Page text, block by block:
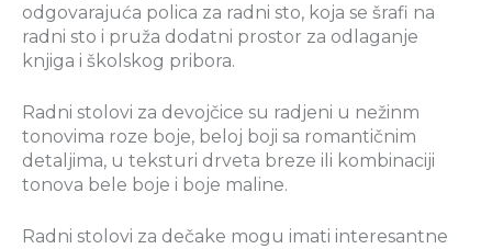
odgovarajuća polica za radni sto, koja se šrafi na
radni sto i pruža dodatni prostor za odlaganje
knjiga i školskog pribora.
Radni stolovi za devojčice su radjeni u nežinm
tonovima roze boje, beloj boji sa romantičnim
detaljima, u teksturi drveta breze ili kombinaciji
tonova bele boje i boje maline.
Radni stolovi za dečake mogu imati interesantne